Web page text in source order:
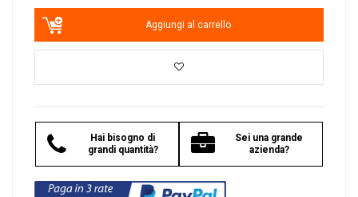
Aggiungi al carrello
Hai bisogno di
grandi quantità?
Sei una grande
azienda?